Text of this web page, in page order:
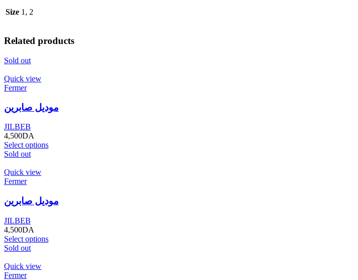
Size 1, 2
Related products
Sold out
Quick view
Fermer
موديل صابرين
JILBEB
4,500DA
Select options
Sold out
Quick view
Fermer
موديل صابرين
JILBEB
4,500DA
Select options
Sold out
Quick view
Fermer